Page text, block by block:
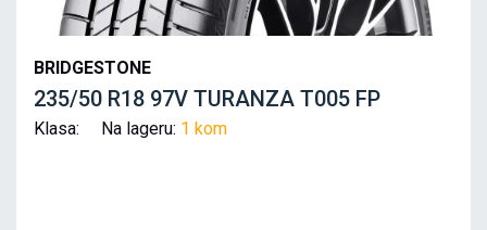
BRIDGESTONE
235/50 R18 97V TURANZA T005 FP
Klasa: Na lageru: 1 kom